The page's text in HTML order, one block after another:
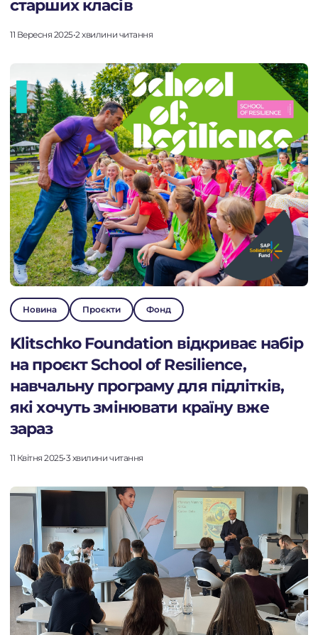
старших класів
11 Вересня 2025•2 хвилини читання
Новина Проєкти Фонд
Klitschko Foundation відкриває набір
на проєкт School of Resilience,
навчальну програму для підлітків,
які хочуть змінювати країну вже
зараз
11 Квітня 2025•3 хвилини читання